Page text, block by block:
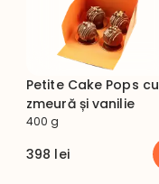
Petite Cake Pops cu
zmeură și vanilie
400 g
398 lei